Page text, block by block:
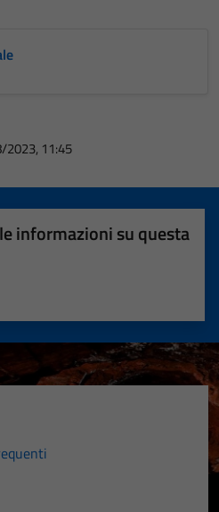
11:45
informazioni su questa
su 5
su 5